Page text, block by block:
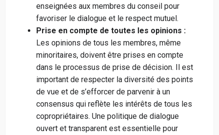
enseignées aux membres du conseil pour
favoriser le dialogue et le respect mutuel.
Prise en compte de toutes les opinions :
Les opinions de tous les membres, même
minoritaires, doivent être prises en compte
dans le processus de prise de décision. Il est
important de respecter la diversité des points
de vue et de s’efforcer de parvenir à un
consensus qui reflète les intérêts de tous les
copropriétaires. Une politique de dialogue
ouvert et transparent est essentielle pour